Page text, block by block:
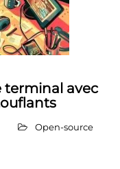
terminal avec
Open-source